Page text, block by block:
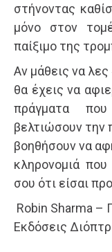
στήνοντας
μόνο στον
παίξιμο της
Αν μάθεις να λες
θα έχεις να
πράγματα
βελτιώσουν την
βοηθήσουν να
κληρονομιά
σου ότι είσαι
Robin Sharma –
Εκδόσεις